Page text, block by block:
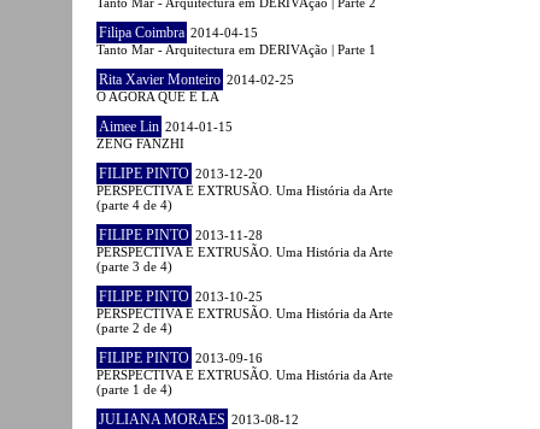
Filipa Coimbra 2014-04-15
Tanto Mar - Arquitectura em DERIVAção | Parte 1
Rita Xavier Monteiro 2014-02-25
O AGORA QUE É LÁ
Aimee Lin 2014-01-15
ZENG FANZHI
FILIPE PINTO 2013-12-20
PERSPECTIVA E EXTRUSÃO. Uma História da Arte
(parte 4 de 4)
FILIPE PINTO 2013-11-28
PERSPECTIVA E EXTRUSÃO. Uma História da Arte
(parte 3 de 4)
FILIPE PINTO 2013-10-25
PERSPECTIVA E EXTRUSÃO. Uma História da Arte
(parte 2 de 4)
FILIPE PINTO 2013-09-16
PERSPECTIVA E EXTRUSÃO. Uma História da Arte
(parte 1 de 4)
JULIANA MORAES 2013-08-12